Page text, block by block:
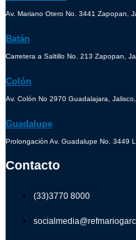
Av. Mariano Otero No. 3441 Zapopan,
Batán
Carretera a Saltillo No. 213 Zapopan,
Colón
Av. Colón No 2970 Guadalajara, Jalisco,
Guadalupe
Prolongación Av. Guadalupe No. 3449
Contacto
(33)3770 8000